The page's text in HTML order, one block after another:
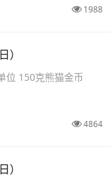
1988
位 150克熊猫金币
4864